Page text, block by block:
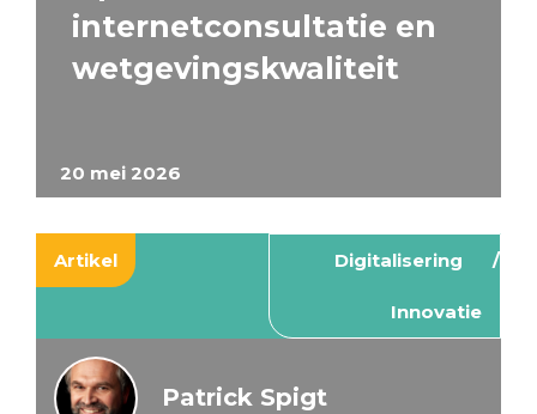
20 mei 2026
internetconsultatie en
wetgevingskwaliteit
Artikel Digitalisering
Innovatie
Patrick Spigt